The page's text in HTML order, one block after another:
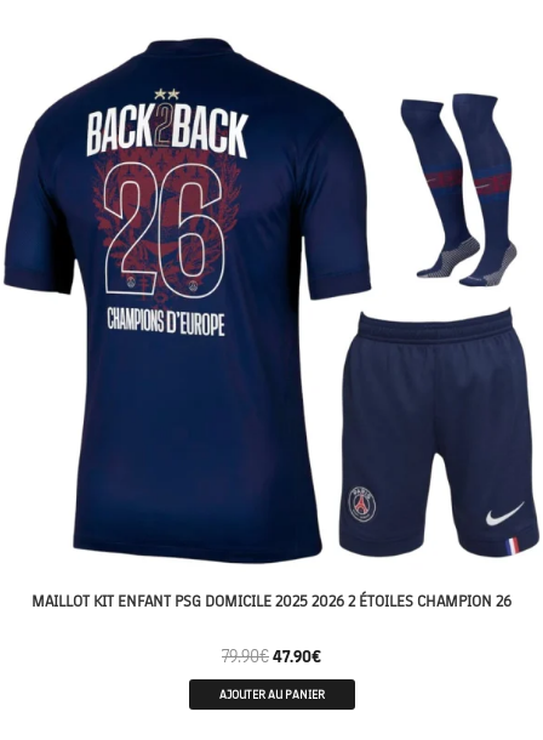
MAILLOT KIT ENFANT PSG DOMICILE 2025 2026 2 ÉTOILES CHAMPION 26
79.90€47.90€
AJOUTER AU PANIER